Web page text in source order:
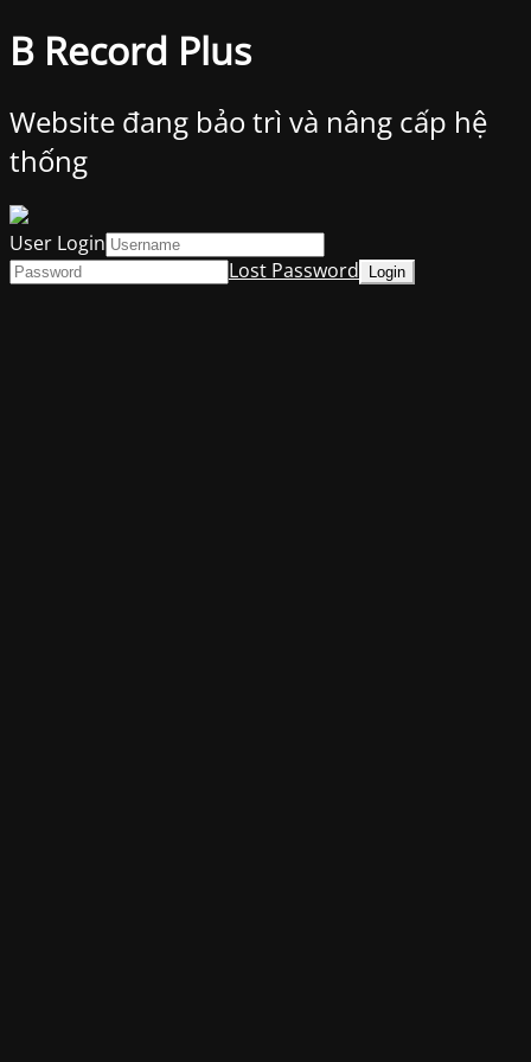
B Record Plus
Website đang bảo trì và nâng cấp hệ
thống
User Login
Lost Password